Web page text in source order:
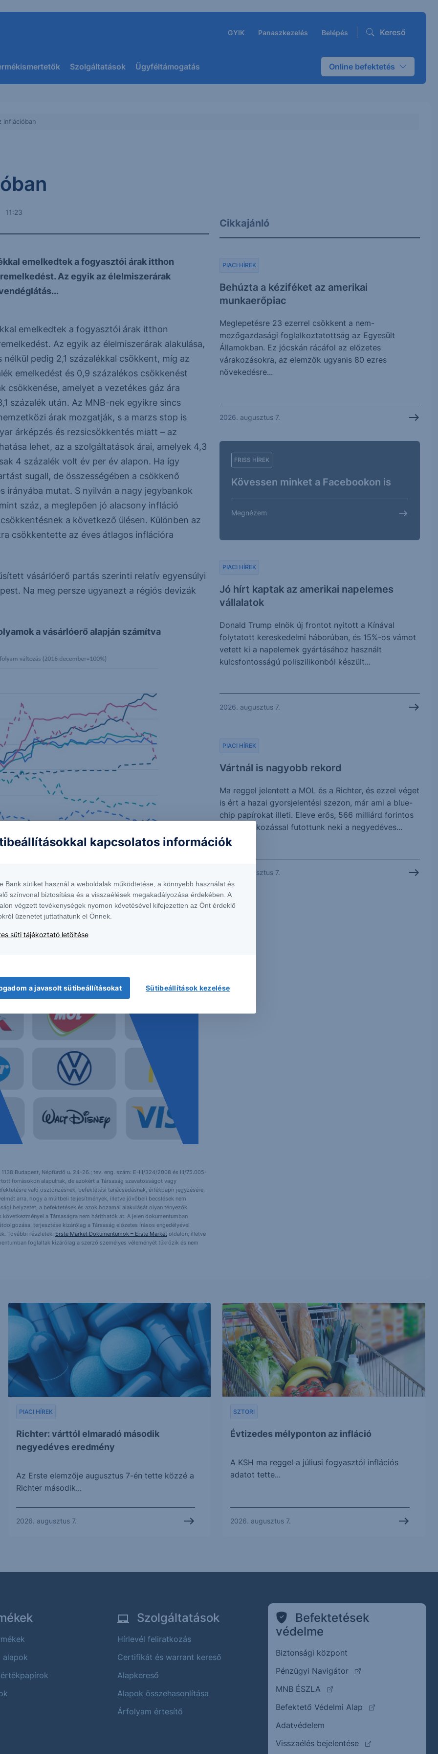
GYIK Panaszkezelés Belépés Kereső
Szolgáltatások Ügyféltámogatás Online befektetés
inflációban
11:23
emelkedtek a fogyasztói árak itthon
Az egyik az élelmiszerárak
emelkedtek a fogyasztói árak itthon
Az egyik az élelmiszerárak alakulása,
pedig 2,1 százalékkal csökkent, míg az
emelkedést és 0,9 százalékos csökkenést
csökkenése, amelyet a vezetékes gáz ára
százalék után. Az MNB-nek egyikre sincs
árak mozgatják, s a marzs stop is
árképzés és rezsicsökkentés miatt – az
lehet, az a szolgáltatások árai, amelyek 4,3
4 százalék volt év per év alapon. Ha így
sugall, de összességében a csökkenő
mutat. S nyilván a nagy jegybankok
száz, a meglepően jó alacsony infláció
a következő ülésen. Különben az
csökkentette az éves átlagos inflációra
vásárlóerő partás szerinti relatív egyensúlyi
Na meg persze ugyanezt a régiós devizák
a vásárlóerő alapján számítva
horgony szerepe okozta hatások
Budapest, Népfürdő u. 24-26.; tev. eng. szám: E-III/324/2008 és III/75.005-
forrásokon alapulnak, de azokért a Társaság szavatosságot vagy
való ösztönzésnek, befektetési tanácsadásnak, értékpapír jegyzésére,
arra, hogy a múltbeli teljesítmények, illetve jövőbeli becslések nem
helyzetet, a befektetések és azok hozamai alakulását olyan tényezők
a Társaságra nem háríthatók át. A jelen dokumentumban
terjesztése kizárólag a Társaság előzetes írásos engedélyével
További részletek: Erste Market Dokumentumok – Erste Marketoldalon, illetve
foglaltak kizárólag a szerző személyes véleményét tükrözik és nem
Cikkajánló
Behúzta a kéziféket az amerikai
munkaerőpiac
PIACI HÍREK
Meglepetésre 23 ezerrel csökkent a nem-
mezőgazdasági foglalkoztatottság az Egyesült
Államokban. Ez jócskán rácáfol az előzetes
várakozásokra, az elemzők ugyanis 80 ezres
növekedésre...
2026. augusztus 7.
FRISS HÍREK
Kövessen minket a Facebookon is
Megnézem
Jó hírt kaptak az amerikai napelemes
vállalatok
PIACI HÍREK
Donald Trump elnök új frontot nyitott a Kínával
folytatott kereskedelmi háborúban, és 15%-os vámot
vetett ki a napelemek gyártásához használt
kulcsfontosságú poliszilikonból készült...
2026. augusztus 7.
Vártnál is nagyobb rekord
PIACI HÍREK
Ma reggel jelentett a MOL és a Richter, és ezzel véget
is ért a hazai gyorsjelentési szezon, már ami a blue-
chip papírokat illeti. Eleve erős, 566 milliárd forintos
profitvárakozással futottunk neki a negyedéves...
2026. augusztus 7.
Richter: várttól elmaradó második
negyedéves eredmény
PIACI HÍREK
Az Erste elemzője augusztus 7-én tette közzé a
Richter második...
2026. augusztus 7.
Évtizedes mélyponton az infláció
SZTORI
A KSH ma reggel a júliusi fogyasztói inflációs
adatot tette...
2026. augusztus 7.
alapok
Szolgáltatások
Hírlevél feliratkozás
Certifikát és warrant kereső
Alapkereső
Alapok összehasonlítása
Árfolyam értesítő
Befektetések
védelme
Biztonsági központ
Pénzügyi Navigátor
(külső oldalra ugrik)
MNB ÉSZLA
(külső oldalra ugrik)
Befektető Védelmi Alap
(külső oldalra
Adatvédelem
Visszaélés bejelentése
(külső oldalra ugrik)
kapcsolatos információk
Bank sütiket használ a weboldalak működtetése, a könnyebb használat és
színvonal biztosítása és a visszaélések megakadályozása érdekében. A
végzett tevékenységek nyomon követésével kifejezetten az Önt érdeklő
üzenetet juttathatunk el Önnek.
süti tájékoztató letöltése
a javasolt sütibeállításokat Sütibeállítások kezelése